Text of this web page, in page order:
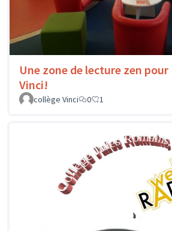
Une zone de lecture zen pour
Vinci!
collège Vinci
0 1